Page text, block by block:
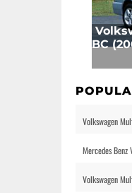
BC
Volkswagen
Mercedes
Volkswagen